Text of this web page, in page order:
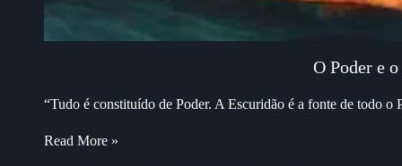
O Poder e
“Tudo é constituído de Poder. A Escuridão é a fonte de todo
Read More »